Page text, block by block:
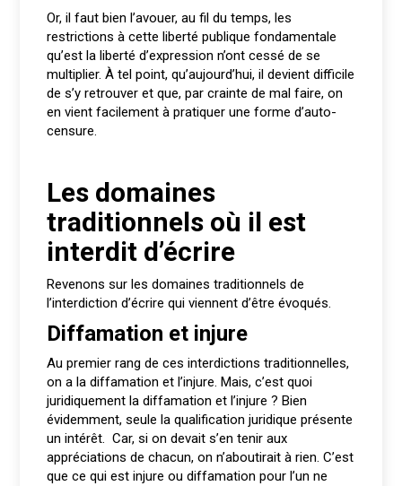
Or, il faut bien l’avouer, au fil du temps, les
restrictions à cette liberté publique fondamentale
qu’est la liberté d’expression n’ont cessé de se
multiplier. À tel point, qu’aujourd’hui, il devient difficile
de s’y retrouver et que, par crainte de mal faire, on
en vient facilement à pratiquer une forme d’auto-
censure.
Les domaines
traditionnels où il est
interdit d’écrire
Revenons sur les domaines traditionnels de
l’interdiction d’écrire qui viennent d’être évoqués.
Diffamation et injure
Au premier rang de ces interdictions traditionnelles,
on a la diffamation et l’injure. Mais, c’est quoi
juridiquement la diffamation et l’injure ? Bien
évidemment, seule la qualification juridique présente
un intérêt. Car, si on devait s’en tenir aux
appréciations de chacun, on n’aboutirait à rien. C’est
que ce qui est injure ou diffamation pour l’un ne